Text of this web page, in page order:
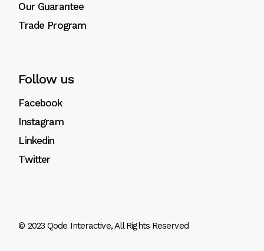
Our Guarantee
Trade Program
Follow us
Facebook
Instagram
Linkedin
Twitter
© 2023Qode Interactive, All Rights Reserved